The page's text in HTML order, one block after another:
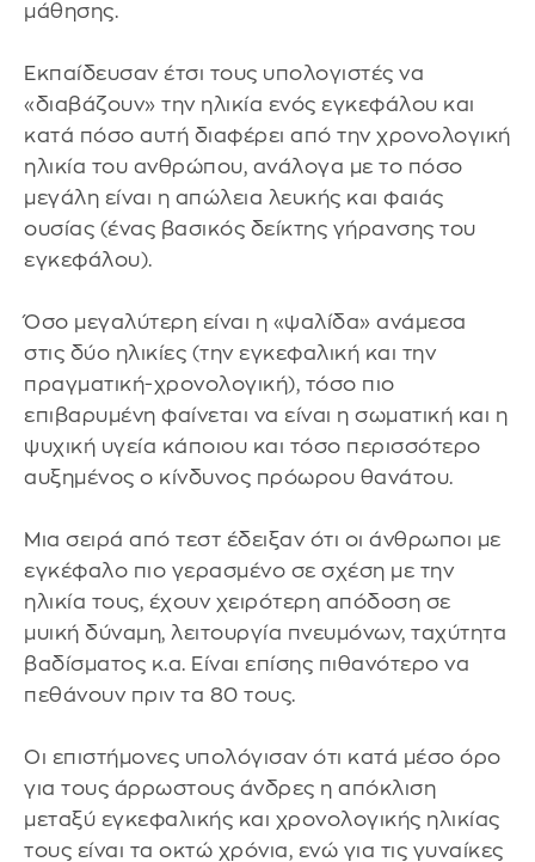
μάθησης.
Εκπαίδευσαν έτσι τους υπολογιστές να
«διαβάζουν» την ηλικία ενός εγκεφάλου και
κατά πόσο αυτή διαφέρει από την χρονολογική
ηλικία του ανθρώπου, ανάλογα με το πόσο
μεγάλη είναι η απώλεια λευκής και φαιάς
ουσίας (ένας βασικός δείκτης γήρανσης του
εγκεφάλου).
Όσο μεγαλύτερη είναι η «ψαλίδα» ανάμεσα
στις δύο ηλικίες (την εγκεφαλική και την
πραγματική-χρονολογική), τόσο πιο
επιβαρυμένη φαίνεται να είναι η σωματική και η
ψυχική υγεία κάποιου και τόσο περισσότερο
αυξημένος ο κίνδυνος πρόωρου θανάτου.
Μια σειρά από τεστ έδειξαν ότι οι άνθρωποι με
εγκέφαλο πιο γερασμένο σε σχέση με την
ηλικία τους, έχουν χειρότερη απόδοση σε
μυική δύναμη, λειτουργία πνευμόνων, ταχύτητα
βαδίσματος κ.α. Είναι επίσης πιθανότερο να
πεθάνουν πριν τα 80 τους.
Οι επιστήμονες υπολόγισαν ότι κατά μέσο όρο
για τους άρρωστους άνδρες η απόκλιση
μεταξύ εγκεφαλικής και χρονολογικής ηλικίας
τους είναι τα οκτώ χρόνια, ενώ για τις γυναίκες